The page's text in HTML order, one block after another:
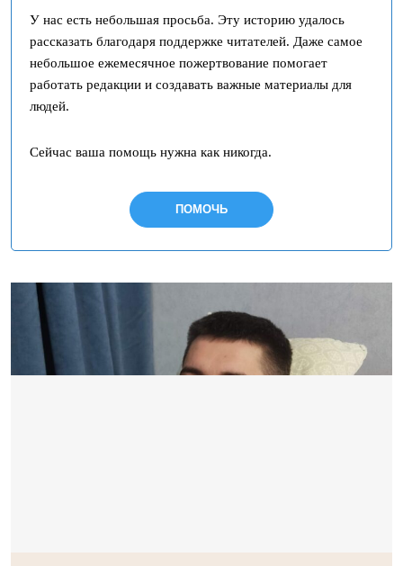
У нас есть небольшая просьба. Эту историю удалось
рассказать благодаря поддержке читателей. Даже самое
небольшое ежемесячное пожертвование помогает
работать редакции и создавать важные материалы для
людей.
Сейчас ваша помощь нужна как никогда.
ПОМОЧЬ